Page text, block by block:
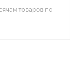
товаров по